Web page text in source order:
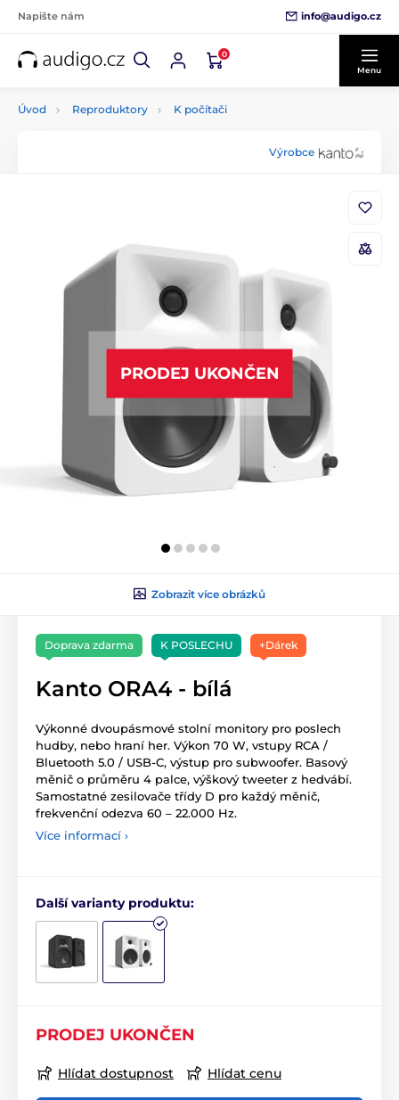
Napište nám info@audigo.cz
0
Menu
Úvod Reproduktory K počítači
Výrobce
PRODEJ UKONČEN
Zobrazit více obrázků
Doprava zdarma K POSLECHU +Dárek
Kanto ORA4 - bílá
Výkonné dvoupásmové stolní monitory pro poslech
hudby, nebo hraní her. Výkon 70 W, vstupy RCA /
Bluetooth 5.0 / USB-C, výstup pro subwoofer. Basový
měnič o průměru 4 palce, výškový tweeter z hedvábí.
Samostatné zesilovače třídy D pro každý měnič,
frekvenční odezva 60 – 22.000 Hz.
Více informací ›
Další varianty produktu:
PRODEJ UKONČEN
Hlídat dostupnost Hlídat cenu